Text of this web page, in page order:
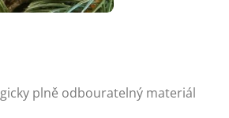
plně odbouratelný materiál